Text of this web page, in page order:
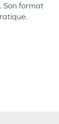
Son format